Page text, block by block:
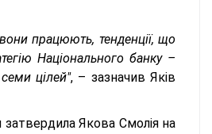
працюють, тенденції, що
Національного банку –
цілей", – зазначив Яків
Якова Смолія на